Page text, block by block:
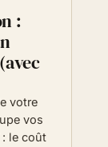
:
votre
vos
le coût